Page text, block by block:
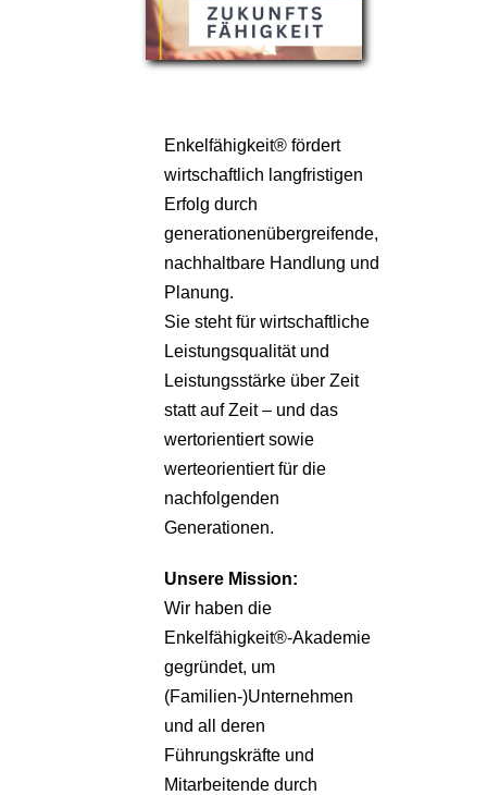
Enkelfähigkeit® fördert
wirtschaftlich langfristigen
Erfolg durch
generationenübergreifende,
nachhaltbare Handlung und
Planung.
Sie steht für wirtschaftliche
Leistungsqualität und
Leistungsstärke über Zeit
statt auf Zeit – und das
wertorientiert sowie
werteorientiert für die
nachfolgenden
Generationen.
Unsere Mission:
Wir haben die
Enkelfähigkeit®-Akademie
gegründet, um
(Familien-)Unternehmen
und all deren
Führungskräfte und
Mitarbeitende durch